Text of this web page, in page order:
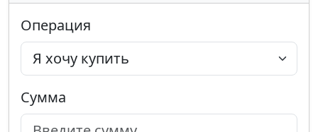
Операция
Сумма